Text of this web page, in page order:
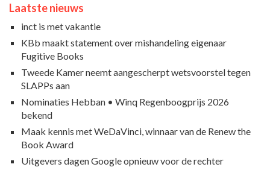
Laatste nieuws
inct is met vakantie
KBb maakt statement over mishandeling eigenaar
Fugitive Books
Tweede Kamer neemt aangescherpt wetsvoorstel tegen
SLAPPs aan
Nominaties Hebban • Winq Regenboogprijs 2026
bekend
Maak kennis met WeDaVinci, winnaar van de Renew the
Book Award
Uitgevers dagen Google opnieuw voor de rechter